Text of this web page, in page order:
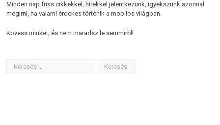
Minden nap friss cikkekkel, hírekkel jelentkezünk, igyekszünk azonnal
megírni, ha valami érdekes történik a mobilos világban.
Kövess minket, és nem maradsz le semmiről!